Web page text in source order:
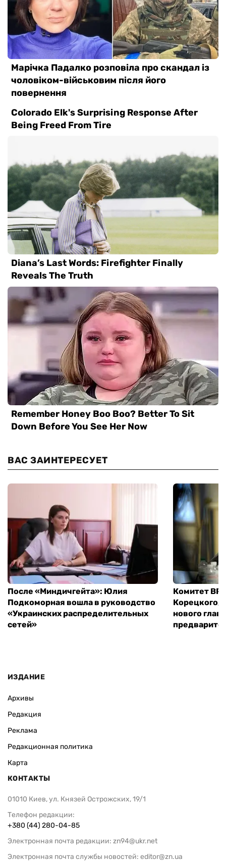
ВАС ЗАИНТЕРЕСУЕТ
После «Миндичгейта»: Юлия
Подкоморная вошла в руководство
«Украинских распределительных
сетей»
Комитет ВР
Корецкого,
нового
ИЗДАНИЕ
Архивы
Редакция
Реклама
Редакционная политика
Карта
КОНТАКТЫ
01010 Киев, ул. Князей Острожских, 19/1
Телефон редакции:
+380 (44) 280-04-85
Электронная почта редакции: zn94@ukr.net
Электронная почта службы новостей: editor@zn.ua